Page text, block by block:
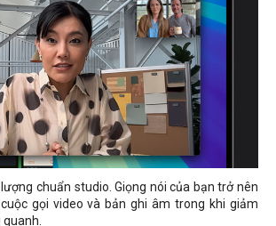
chuẩn studio. Giọng nói của bạn trở nên
gọi video và bản ghi âm trong khi giảm